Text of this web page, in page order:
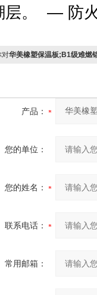
层。 — 防
华美橡塑保温板;B1级难燃
产品：
您的单位：
您的姓名：
联系电话：
常用邮箱：